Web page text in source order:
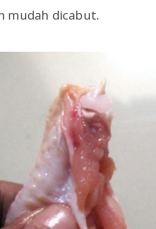
mudah dicabut.